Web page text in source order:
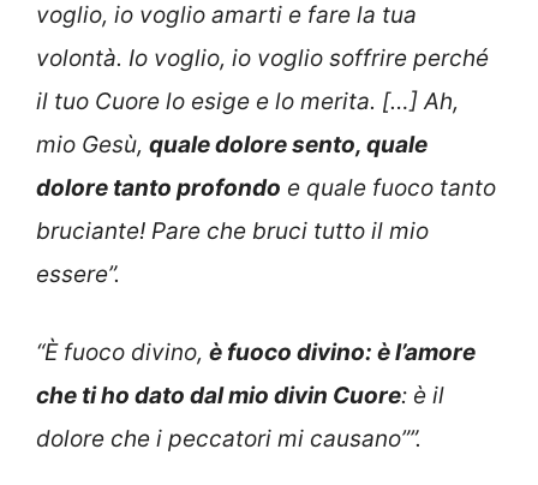
voglio, io voglio amarti e fare la tua
volontà. Io voglio, io voglio soffrire perché
il tuo Cuore lo esige e lo merita. […] Ah,
mio Gesù, quale dolore sento, quale
dolore tanto profondo e quale fuoco tanto
bruciante! Pare che bruci tutto il mio
essere”.
“È fuoco divino, è fuoco divino: è l’amore
che ti ho dato dal mio divin Cuore: è il
dolore che i peccatori mi causano””.